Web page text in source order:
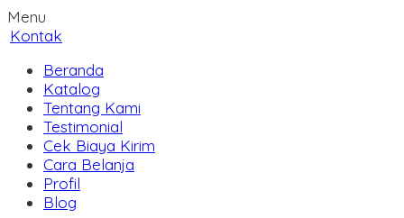
Menu
Kontak
Beranda
Katalog
Tentang Kami
Testimonial
Cek Biaya Kirim
Cara Belanja
Profil
Blog